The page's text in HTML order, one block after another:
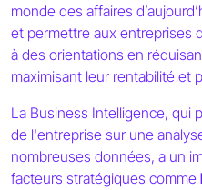
monde des affaires
et permettre aux entreprises
à des orientations en
maximisant leur rentabilité et
La Business Intelligence, qui
de l'entreprise sur une
nombreuses données, a un
facteurs stratégiques comme